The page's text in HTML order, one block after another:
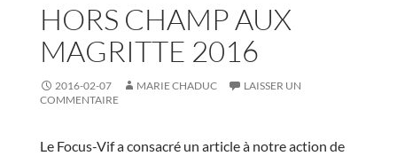
HORS CHAMP AUX
MAGRITTE 2016
2016-02-07 MARIE CHADUC
LAISSER UN
COMMENTAIRE
Le Focus-Vif a consacré un article à notre action de